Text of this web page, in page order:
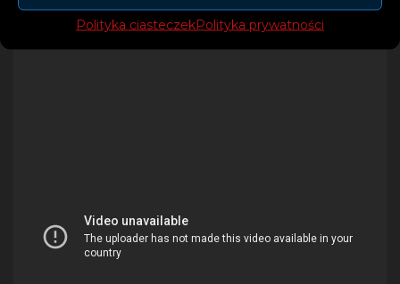
Polityka ciasteczekPolityka prywatności